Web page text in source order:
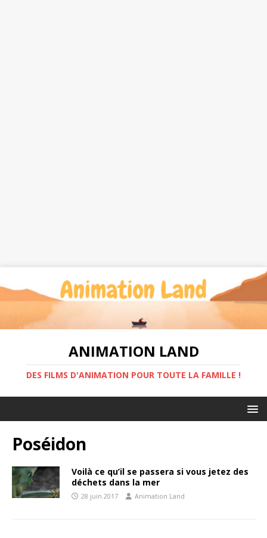
ANIMATION LAND
DES FILMS D'ANIMATION POUR TOUTE LA FAMILLE !
Poséidon
Voilà ce qu’il se passera si vous jetez des
déchets dans la mer
28 juin 2017 Animation Land